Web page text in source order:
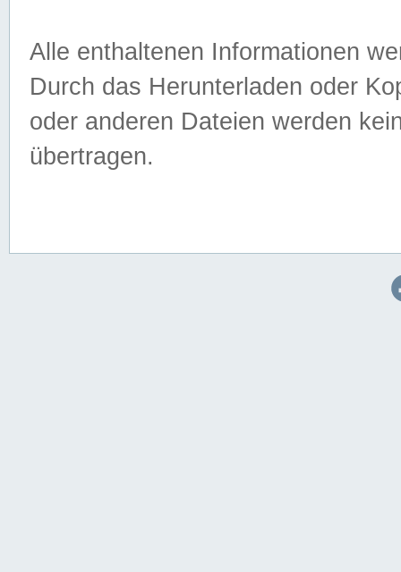
Alle enthaltenen Informationen
Durch das Herunterladen oder
oder anderen Dateien werden
übertragen.